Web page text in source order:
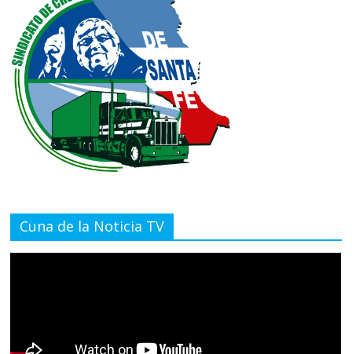
Cuna de la Noticia TV